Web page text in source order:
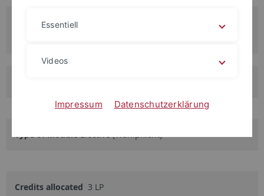
Course title:
Type of ModuleElective (Wahlpflicht)
Credits allocated 3 LP
Essentiell
Videos
Impressum Datenschutzerklärung